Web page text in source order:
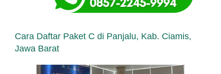
Cara Daftar Paket C di Panjalu, Kab. Ciamis,
Jawa Barat